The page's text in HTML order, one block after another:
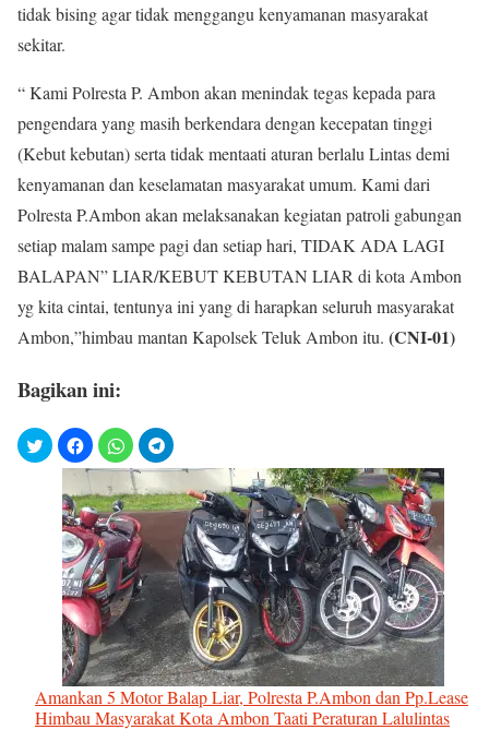
tidak bising agar tidak menggangu kenyamanan masyarakat
sekitar.
“ Kami Polresta P. Ambon akan menindak tegas kepada para
pengendara yang masih berkendara dengan kecepatan tinggi
(Kebut kebutan) serta tidak mentaati aturan berlalu Lintas demi
kenyamanan dan keselamatan masyarakat umum. Kami dari
Polresta P.Ambon akan melaksanakan kegiatan patroli gabungan
setiap malam sampe pagi dan setiap hari, TIDAK ADA LAGI
BALAPAN” LIAR/KEBUT KEBUTAN LIAR di kota Ambon
yg kita cintai, tentunya ini yang di harapkan seluruh masyarakat
Ambon,”himbau mantan Kapolsek Teluk Ambon itu. (CNI-01)
Bagikan ini:
Amankan 5 Motor Balap Liar, Polresta P.Ambon dan Pp.Lease
Himbau Masyarakat Kota Ambon Taati Peraturan Lalulintas